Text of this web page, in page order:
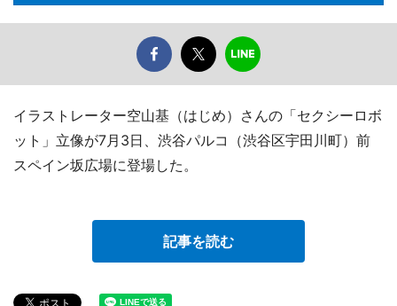
イラストレーター空山基（はじめ）さんの「セクシーロボ
ット」立像が7月3日、渋谷パルコ（渋谷区宇田川町）前
スペイン坂広場に登場した。
記事を読む